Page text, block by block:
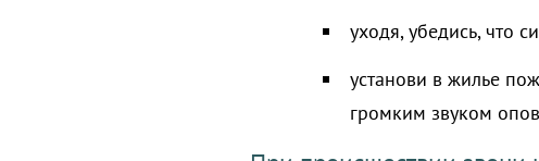
уходя, убедись, что
установи в жилье
громким звуком